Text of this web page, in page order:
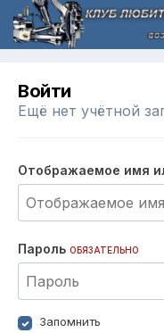
Войти
Ещё нет учётной
Отображаемое имя
Пароль ОБЯЗАТЕЛЬНО
Запомнить